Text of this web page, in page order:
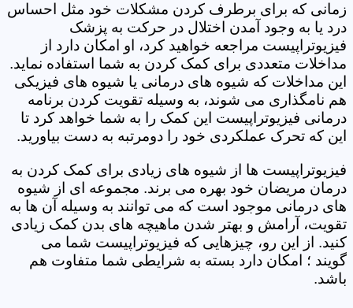
زمانی که برای برطرف کردن مشکلات خود مثل احساس
درد یا به وجود آمدن اختلال در حرکت به پزشک
فیزیوتراپیست مراجعه خواهید کرد، او امکان دارد از
مداخلات متعددی برای کمک کردن به شما استفاده نماید.
این مداخلات که شیوه های درمانی یا شیوه های فیزیکی
هم نامگذاری می شوند، به وسیله تقویت کردن برنامه
درمانی فیزیوتراپیست این کمک را به شما خواهد کرد تا
این که تحرک عملکردی خود را دومرتبه به دست بیاورید.
فیزیوتراپیست ها از شیوه های زیادی برای کمک کردن به
درمان مریضان خود بهره می برند. مجموعه ای از شیوه
های درمانی موجود است که می توانند به وسیله آن ها به
تقویت، آرامش و بهتر شدن ماهیچه های بدن کمک زیادی
کنید. از این رو، چیزهایی که فیزیوتراپیست شما می
گویند ؛ امکان دارد بسته به شرایطی شما متفاوت هم
باشد.